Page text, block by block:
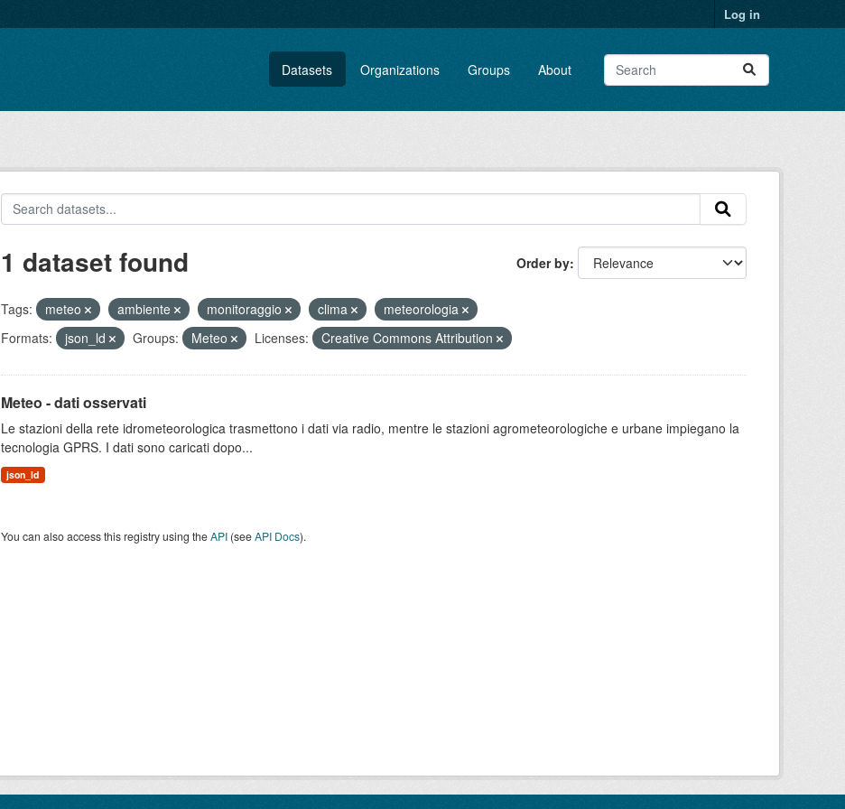
Log in
Datasets Organizations Groups About
Order by
1 dataset found
Tags: meteo ambiente monitoraggio clima
meteorologia
Formats:
json_ld Groups: Meteo Licenses: Creative Commons Attribution
Meteo - dati osservati
Le stazioni della rete idrometeorologica trasmettono i dati via radio, mentre le stazioni agrometeorologiche e urbane impiegano la
tecnologia GPRS. I dati sono caricati dopo...
json_ld
You can also access this registry using theAPI(seeAPI Docs).